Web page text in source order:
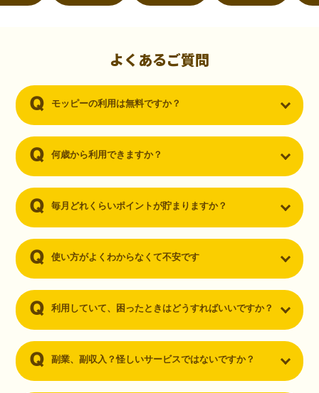
（30代・男性）
ーを知りました。クレジットカードを発行するだけでポイントが貯ま
るならと無料登録して、クレジットカードの発行やアプリダウンロー
よくあるご質問
モッピーの利用は無料ですか？
何歳から利用できますか？
毎月どれくらいポイントが貯まりますか？
使い方がよくわからなくて不安です
利用していて、困ったときはどうすればいいですか？
副業、副収入？怪しいサービスではないですか？